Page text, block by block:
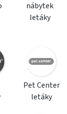
nábytek
letáky
Pet Center
letáky